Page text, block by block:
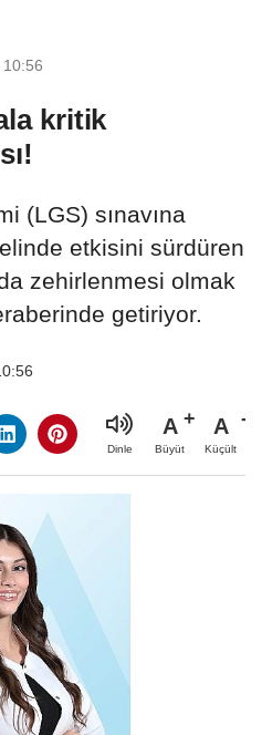
10:56
kritik
(LGS) sınavına
etkisini sürdüren
zehirlenmesi olmak
getiriyor.
Dinle
A
Büyüt
A
Küçült